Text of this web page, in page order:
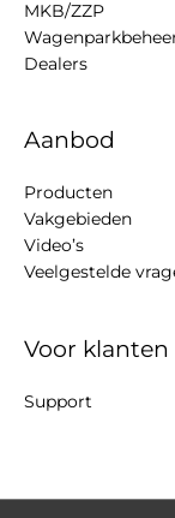
MKB/ZZP
Dealers
Aanbod
Producten
Vakgebieden
Video’s
Veelgestelde
Voor klanten
Support